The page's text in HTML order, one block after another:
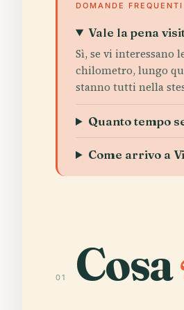
DOMANDE FREQUENTI
Vale la pena
Sì, se vi interessano
chilometro, lungo
stanno tutti nella
Quanto tempo
Come arrivo a
01 Cosa